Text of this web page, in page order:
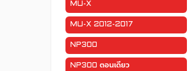
MU-X
MU-X 2012-2017
NP300
NP300 ตอนเดียว